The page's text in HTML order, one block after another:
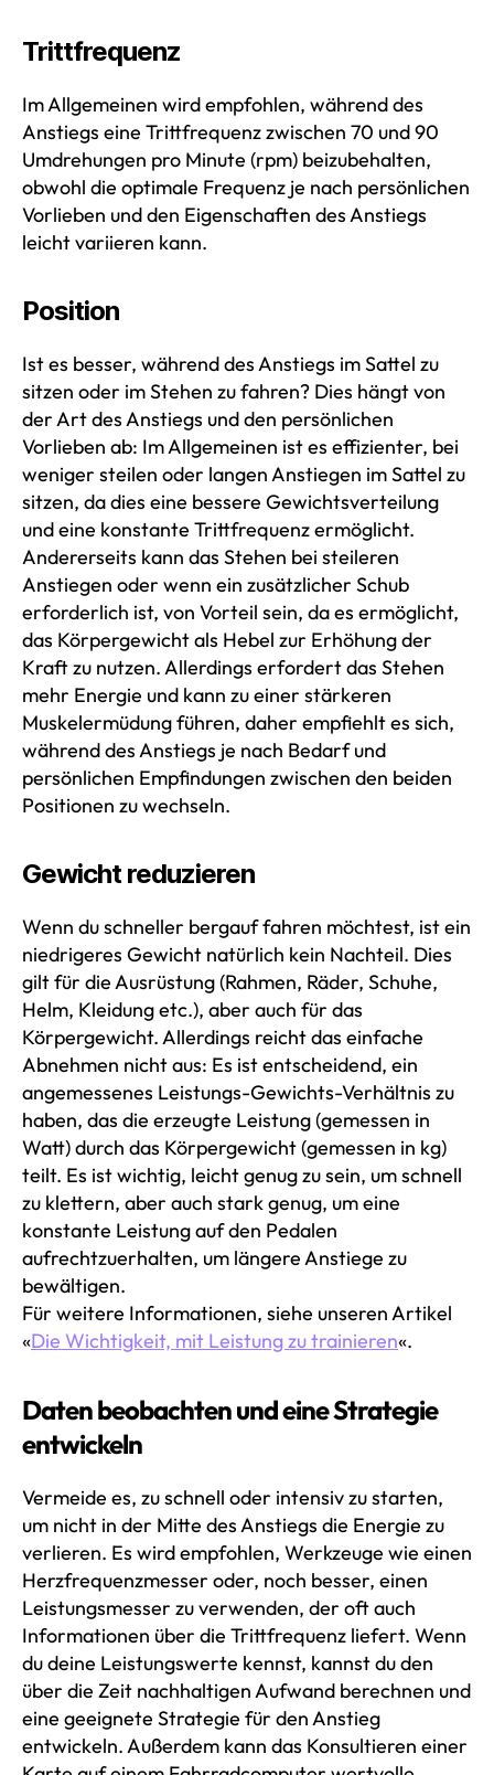
Trittfrequenz
Im Allgemeinen wird empfohlen, während des
Anstiegs eine Trittfrequenz zwischen 70 und 90
Umdrehungen pro Minute (rpm) beizubehalten,
obwohl die optimale Frequenz je nach persönlichen
Vorlieben und den Eigenschaften des Anstiegs
leicht variieren kann.
Position
Ist es besser, während des Anstiegs im Sattel zu
sitzen oder im Stehen zu fahren? Dies hängt von
der Art des Anstiegs und den persönlichen
Vorlieben ab: Im Allgemeinen ist es effizienter, bei
weniger steilen oder langen Anstiegen im Sattel zu
sitzen, da dies eine bessere Gewichtsverteilung
und eine konstante Trittfrequenz ermöglicht.
Andererseits kann das Stehen bei steileren
Anstiegen oder wenn ein zusätzlicher Schub
erforderlich ist, von Vorteil sein, da es ermöglicht,
das Körpergewicht als Hebel zur Erhöhung der
Kraft zu nutzen. Allerdings erfordert das Stehen
mehr Energie und kann zu einer stärkeren
Muskelermüdung führen, daher empfiehlt es sich,
während des Anstiegs je nach Bedarf und
persönlichen Empfindungen zwischen den beiden
Positionen zu wechseln.
Gewicht reduzieren
Wenn du schneller bergauf fahren möchtest, ist ein
niedrigeres Gewicht natürlich kein Nachteil. Dies
gilt für die Ausrüstung (Rahmen, Räder, Schuhe,
Helm, Kleidung etc.), aber auch für das
Körpergewicht. Allerdings reicht das einfache
Abnehmen nicht aus: Es ist entscheidend, ein
angemessenes Leistungs-Gewichts-Verhältnis zu
haben, das die erzeugte Leistung (gemessen in
Watt) durch das Körpergewicht (gemessen in kg)
teilt. Es ist wichtig, leicht genug zu sein, um schnell
zu klettern, aber auch stark genug, um eine
konstante Leistung auf den Pedalen
aufrechtzuerhalten, um längere Anstiege zu
bewältigen.
Für weitere Informationen, siehe unseren Artikel
«Die Wichtigkeit, mit Leistung zu trainieren«.
Daten beobachten und eine Strategie
entwickeln
Vermeide es, zu schnell oder intensiv zu starten,
um nicht in der Mitte des Anstiegs die Energie zu
verlieren. Es wird empfohlen, Werkzeuge wie einen
Herzfrequenzmesser oder, noch besser, einen
Leistungsmesser zu verwenden, der oft auch
Informationen über die Trittfrequenz liefert. Wenn
du deine Leistungswerte kennst, kannst du den
über die Zeit nachhaltigen Aufwand berechnen und
eine geeignete Strategie für den Anstieg
entwickeln. Außerdem kann das Konsultieren einer